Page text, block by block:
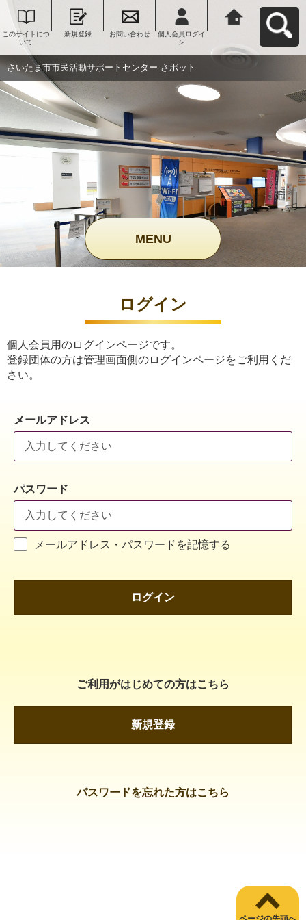
このサイトにつ
いて
新規登録 お問い合わせ
個人会員ログイ
ン
ンター さポット
へ戻る
さいたま市市民活動サポートセンター さポット
MENU
ログイン
個人会員用のログインページです。
登録団体の方は管理画面側のログインページをご利用くだ
さい。
メールアドレス
パスワード
メールアドレス・パスワードを記憶する
ログイン
ご利用がはじめての方はこちら
新規登録
パスワードを忘れた方はこちら